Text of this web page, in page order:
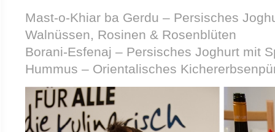
Mast-o-Khiar ba Gerdu – Persisches
Walnüssen, Rosinen & Rosenblüten
Borani-Esfenaj – Persisches Joghurt mit
Hummus – Orientalisches